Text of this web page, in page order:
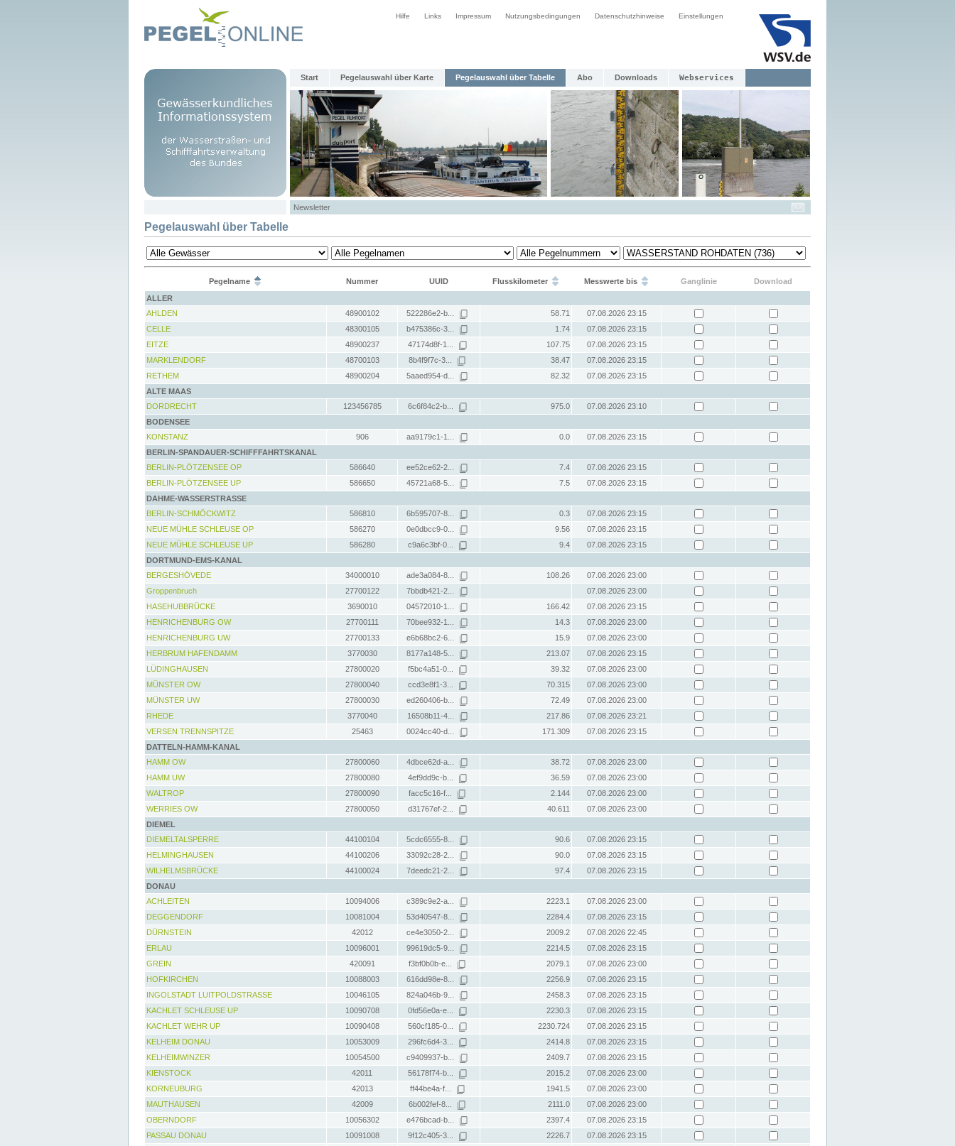
Hilfe Links Impressum Nutzungsbedingungen Datenschutzhinweise Einstellungen
Start Pegelauswahl über Karte Pegelauswahl über Tabelle Abo Downloads Webservices
Newsletter
Pegelauswahl über Tabelle
Pegelname Nummer UUID Flusskilometer Messwerte bis Ganglinie
Download
ALLER
AHLDEN
48900102 522286e2-b... 58.71
07.08.2026 23:15
CELLE
48300105 b475386c-3... 1.74
07.08.2026 23:15
EITZE
48900237 47174d8f-1... 107.75
07.08.2026 23:15
MARKLENDORF
48700103 8b4f9f7c-3... 38.47
07.08.2026 23:15
RETHEM
48900204 5aaed954-d... 82.32
07.08.2026 23:15
ALTE MAAS
DORDRECHT
123456785 6c6f84c2-b... 975.0
07.08.2026 23:10
BODENSEE
KONSTANZ
906 aa9179c1-1... 0.0
07.08.2026 23:15
BERLIN-SPANDAUER-SCHIFFFAHRTSKANAL
BERLIN-PLÖTZENSEE OP
586640 ee52ce62-2... 7.4
07.08.2026 23:15
BERLIN-PLÖTZENSEE UP
586650 45721a68-5... 7.5
07.08.2026 23:15
DAHME-WASSERSTRASSE
BERLIN-SCHMÖCKWITZ
586810 6b595707-8... 0.3
07.08.2026 23:15
NEUE MÜHLE SCHLEUSE OP
586270 0e0dbcc9-0... 9.56
07.08.2026 23:15
NEUE MÜHLE SCHLEUSE UP
586280 c9a6c3bf-0... 9.4
07.08.2026 23:15
DORTMUND-EMS-KANAL
BERGESHÖVEDE
34000010 ade3a084-8... 108.26
07.08.2026 23:00
Groppenbruch
27700122 7bbdb421-2...
07.08.2026 23:00
HASEHUBBRÜCKE
3690010 04572010-1... 166.42
07.08.2026 23:15
HENRICHENBURG OW
27700111 70bee932-1... 14.3
07.08.2026 23:00
HENRICHENBURG UW
27700133 e6b68bc2-6... 15.9
07.08.2026 23:00
HERBRUM HAFENDAMM
3770030 8177a148-5... 213.07
07.08.2026 23:15
LÜDINGHAUSEN
27800020 f5bc4a51-0... 39.32
07.08.2026 23:00
MÜNSTER OW
27800040 ccd3e8f1-3... 70.315
07.08.2026 23:00
MÜNSTER UW
27800030 ed260406-b... 72.49
07.08.2026 23:00
RHEDE
3770040 16508b11-4... 217.86
07.08.2026 23:21
VERSEN TRENNSPITZE
25463 0024cc40-d... 171.309
07.08.2026 23:15
DATTELN-HAMM-KANAL
HAMM OW
27800060 4dbce62d-a... 38.72
07.08.2026 23:00
HAMM UW
27800080 4ef9dd9c-b... 36.59
07.08.2026 23:00
WALTROP
27800090 facc5c16-f... 2.144
07.08.2026 23:00
WERRIES OW
27800050 d31767ef-2... 40.611
07.08.2026 23:00
DIEMEL
DIEMELTALSPERRE
44100104 5cdc6555-8... 90.6
07.08.2026 23:15
HELMINGHAUSEN
44100206 33092c28-2... 90.0
07.08.2026 23:15
WILHELMSBRÜCKE
44100024 7deedc21-2... 97.4
07.08.2026 23:15
DONAU
ACHLEITEN
10094006 c389c9e2-a... 2223.1
07.08.2026 23:00
DEGGENDORF
10081004 53d40547-8... 2284.4
07.08.2026 23:15
DÜRNSTEIN
42012 ce4e3050-2... 2009.2
07.08.2026 22:45
ERLAU
10096001 99619dc5-9... 2214.5
07.08.2026 23:15
GREIN
420091 f3bf0b0b-e... 2079.1
07.08.2026 23:00
HOFKIRCHEN
10088003 616dd98e-8... 2256.9
07.08.2026 23:15
INGOLSTADT LUITPOLDSTRASSE
10046105 824a046b-9... 2458.3
07.08.2026 23:15
KACHLET SCHLEUSE UP
10090708 0fd56e0a-e... 2230.3
07.08.2026 23:15
KACHLET WEHR UP
10090408 560cf185-0... 2230.724
07.08.2026 23:15
KELHEIM DONAU
10053009 296fc6d4-3... 2414.8
07.08.2026 23:15
KELHEIMWINZER
10054500 c9409937-b... 2409.7
07.08.2026 23:15
KIENSTOCK
42011 56178f74-b... 2015.2
07.08.2026 23:00
KORNEUBURG
42013 ff44be4a-f... 1941.5
07.08.2026 23:00
MAUTHAUSEN
42009 6b002fef-8... 2111.0
07.08.2026 23:00
OBERNDORF
10056302 e476bcad-b... 2397.4
07.08.2026 23:15
PASSAU DONAU
10091008 9f12c405-3... 2226.7
07.08.2026 23:15